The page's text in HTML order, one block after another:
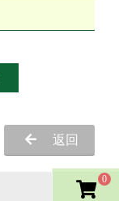
返回
0